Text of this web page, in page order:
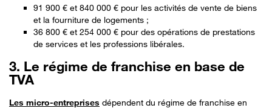
91 900 € et 840 000 € pour les activités de vente de biens
et la fourniture de logements ;
36 800 € et 254 000 € pour des opérations de prestations
de services et les professions libérales.
3. Le régime de franchise en base de
TVA
Les micro-entreprises dépendent du régime de franchise en